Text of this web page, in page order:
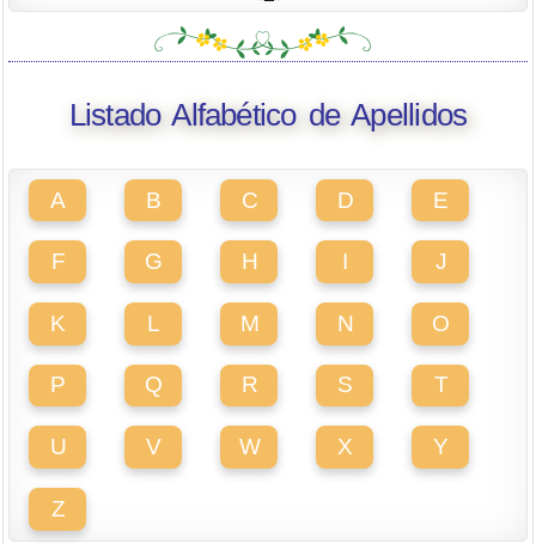
Listado Alfabético de Apellidos
A B C D E
F G H I J
K L M N O
P Q R S T
U V W X Y
Z